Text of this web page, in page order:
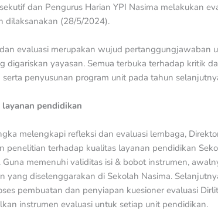
dan Pengurus Harian YPI Nasima melakukan
dilaksanakan (28/5/2024).
evaluasi merupakan wujud
digariskan yayasan. Semua terbuka terhadap kritik
serta penyusunan program unit pada tahun
pendidikan
melengkapi refleksi dan evaluasi lembaga,
penelitian terhadap kualitas layanan pendidikan
Guna memenuhi validitas isi & bobot instrumen,
yang diselenggarakan di Sekolah Nasima.
pembuatan dan penyiapan kuesioner evaluasi
instrumen evaluasi untuk setiap unit pendidikan.